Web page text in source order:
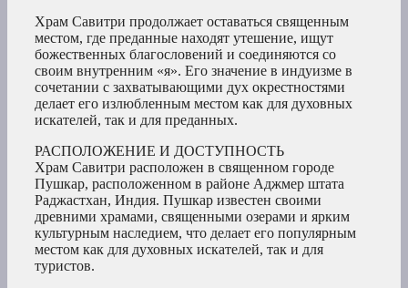
Храм Савитри продолжает оставаться священным
местом, где преданные находят утешение, ищут
божественных благословений и соединяются со
своим внутренним «я». Его значение в индуизме в
сочетании с захватывающими дух окрестностями
делает его излюбленным местом как для духовных
искателей, так и для преданных.
РАСПОЛОЖЕНИЕ И ДОСТУПНОСТЬ
Храм Савитри расположен в священном городе
Пушкар, расположенном в районе Аджмер штата
Раджастхан, Индия. Пушкар известен своими
древними храмами, священными озерами и ярким
культурным наследием, что делает его популярным
местом как для духовных искателей, так и для
туристов.